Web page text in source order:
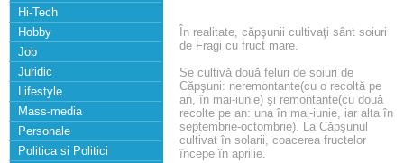
Hi-Tech
Hobby
Job
Juridic
Lifestyle
Mass-media
Personale
Politica si Politici
În realitate, căpşunii cultivaţi sânt soiuri
de Fragi cu fruct mare.
Se cultivă două feluri de soiuri de
Căpşuni: neremontante(cu o recoltă pe
an, în mai-iunie) şi remontante(cu două
recolte pe an: una în mai-iunie, iar alta în
septembrie-octombrie). La Căpşunul
cultivat în solarii, coacerea fructelor
începe în aprilie.